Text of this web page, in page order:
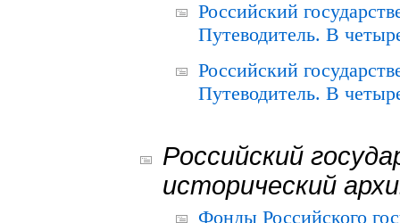
Российский
Путеводитель. В
Российский
Путеводитель. В
Российский
исторический
Фонды Российского